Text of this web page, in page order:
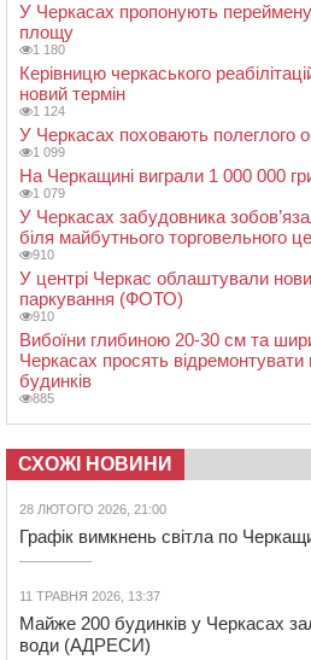
У Черкасах пропонують
площу
1 180
Керівницю черкаського
новий термін
1 124
У Черкасах поховають полеглого
1 099
На Черкащині виграли 1 000 000
1 079
У Черкасах забудовника
біля майбутнього торговельного
910
У центрі Черкас облаштували
паркування (ФОТО)
910
Вибоїни глибиною 20-30 см та
Черкасах просять відремонтувати
будинків
885
СХОЖІ НОВИНИ
28 ЛЮТОГО 2026, 21:00
Графік вимкнень світла по
11 ТРАВНЯ 2026, 13:37
Майже 200 будинків у Черкасах
води (АДРЕСИ)